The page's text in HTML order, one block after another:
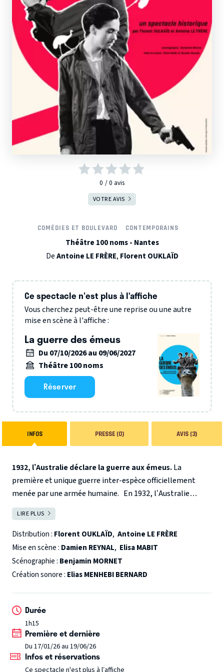
0 0 avis
VOTRE AVIS
COMÉDIES ET BOULEVARD CONTEMPORAINS
Théâtre 100 noms - Nantes
DeAntoine LE FRÈRE, Florent OUKLAÏD
Ce spectacle n'est plus à l’affiche
Vous cherchez peut-être une reprise ou une autre
mise en scène à l'affiche :
La guerre des émeus
Du 07/10/2026 au 09/06/2027
Théâtre 100 noms
Réserver
INFOS PRESSE (0) AVIS (3)
1932, l’Australie déclare la guerre aux émeus.La
première et unique guerre inter-espèce officiellement
menée par une armée humaine. En 1932, l’Australie
connaît une période de récession économique suite au
krack boursier de 1929. Pour résoudre le problème de
famine qui s’abat sur le pays, le gouvernement australien
invite les agriculteurs à étendre leurs exploitations sur les
terres sauvages du centre du pays.
Cette expansion n’est pas sans conséquence : les fermiers
semblables à des autruches – qui ravagent les cultures. Les
fermiers, dépassés par la situation, demandent alors une
aide militaire au gouvernement.
L’Australie déclare la guerre aux émeus. Première et
unique guerre inter-espèce officiellement reconnue par
LIRE PLUS
Distribution : Florent OUKLAÏD, Antoine LE FRÈRE
Mise en scène : Damien REYNAL, Elisa MABIT
Scénographie : Benjamin MORNET
Création sonore : Elias MENHEBI BERNARD
Durée
1h15
Première et dernière
Du 17/01/26 au 19/06/26
Infos et réservations
Ce spectacle n'est plus à l’affiche